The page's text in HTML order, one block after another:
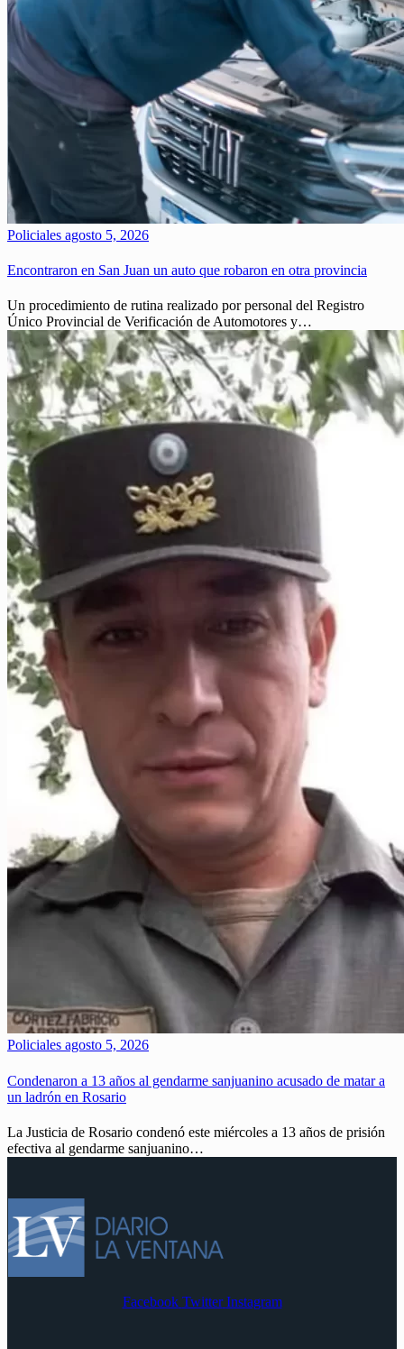
Policiales agosto 5, 2026
Encontraron en San Juan un auto que robaron en otra provincia
Un procedimiento de rutina realizado por personal del Registro
Único Provincial de Verificación de Automotores y…
Policiales agosto 5, 2026
Condenaron a 13 años al gendarme sanjuanino acusado de matar a
un ladrón en Rosario
La Justicia de Rosario condenó este miércoles a 13 años de prisión
efectiva al gendarme sanjuanino…
Facebook Twitter Instagram